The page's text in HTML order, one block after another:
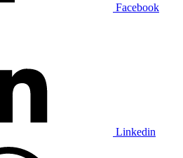
Facebook
Linkedin